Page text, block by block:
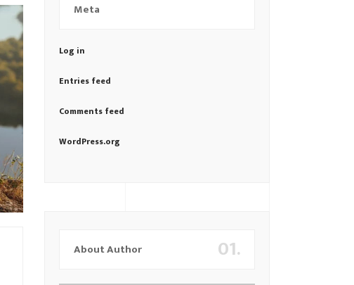
Meta
Log in
Entries feed
Comments feed
WordPress.org
01.
About Author